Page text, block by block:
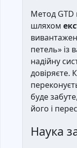
Метод GTD
шляхом
петель» із
надійну
довіряєте.
буде
його і
Наука